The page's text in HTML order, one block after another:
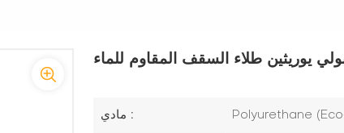
يوريثين طلاء السقف المقاوم للماء
مادي : Polyurethane